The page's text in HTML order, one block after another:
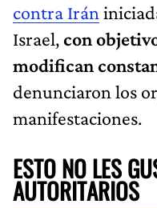
contra Irán
Israel,con
modifican
denunciaron los
manifestaciones.
ESTO NO LES
AUTORITARIOS